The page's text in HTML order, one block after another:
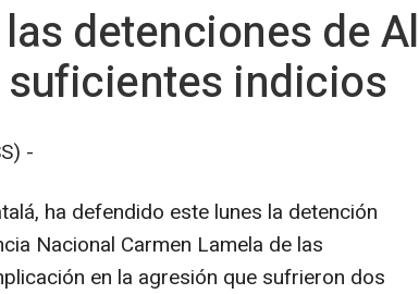
detenciones de
indicios
-
ha defendido este lunes la detención
Nacional Carmen Lamela de las
en la agresión que sufrieron dos